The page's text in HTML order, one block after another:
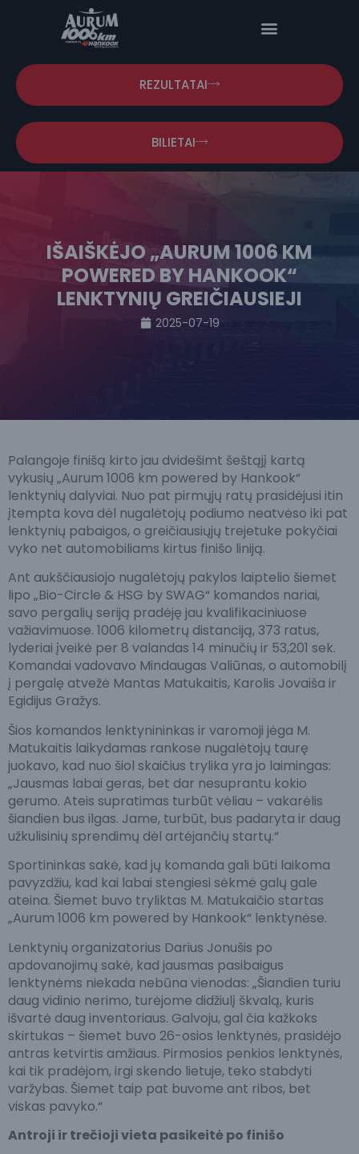
REZULTATAI
BILIETAI
IŠAIŠKĖJO „AURUM 1006 KM
POWERED BY HANKOOK“
LENKTYNIŲ GREIČIAUSIEJI
2025-07-19
Palangoje finišą kirto jau dvidešimt šeštąjį kartą
vykusių „Aurum 1006 km powered by Hankook“
lenktynių dalyviai. Nuo pat pirmųjų ratų prasidėjusi itin
įtempta kova dėl nugalėtojų podiumo neatvėso iki pat
lenktynių pabaigos, o greičiausiųjų trejetuke pokyčiai
vyko net automobiliams kirtus finišo liniją.
Ant aukščiausiojo nugalėtojų pakylos laiptelio šiemet
lipo „Bio-Circle & HSG by SWAG“ komandos nariai,
savo pergalių seriją pradėję jau kvalifikaciniuose
važiavimuose. 1006 kilometrų distanciją, 373 ratus,
lyderiai įveikė per 8 valandas 14 minučių ir 53,201 sek.
Komandai vadovavo Mindaugas Valiūnas, o automobilį
į pergalę atvežė Mantas Matukaitis, Karolis Jovaiša ir
Egidijus Gražys.
Šios komandos lenktynininkas ir varomoji jėga M.
Matukaitis laikydamas rankose nugalėtojų taurę
juokavo, kad nuo šiol skaičius trylika yra jo laimingas:
„Jausmas labai geras, bet dar nesuprantu kokio
gerumo. Ateis supratimas turbūt vėliau – vakarėlis
šiandien bus ilgas. Jame, turbūt, bus padaryta ir daug
užkulisinių sprendimų dėl artėjančių startų.“
Sportininkas sakė, kad jų komanda gali būti laikoma
pavyzdžiu, kad kai labai stengiesi sėkmė galų gale
ateina. Šiemet buvo tryliktas M. Matukaičio startas
„Aurum 1006 km powered by Hankook“ lenktynėse.
Lenktynių organizatorius Darius Jonušis po
apdovanojimų sakė, kad jausmas pasibaigus
lenktynėms niekada nebūna vienodas: „Šiandien turiu
daug vidinio nerimo, turėjome didžiulį škvalą, kuris
išvartė daug inventoriaus. Galvoju, gal čia kažkoks
skirtukas – šiemet buvo 26-osios lenktynės, prasidėjo
antras ketvirtis amžiaus. Pirmosios penkios lenktynės,
kai tik pradėjom, irgi skendo lietuje, teko stabdyti
varžybas. Šiemet taip pat buvome ant ribos, bet
viskas pavyko.“
Antroji ir trečioji vieta pasikeitė po finišo